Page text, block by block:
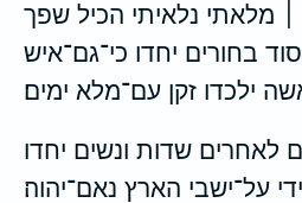
מלאתי נלאיתי הכיל שפך
בחורים יחדו כי־גם־איש
ילכדו זקן עם־מלא ימים׃
לאחרים שדות ונשים יחדו
על־ישבי הארץ נאם־יהוה׃